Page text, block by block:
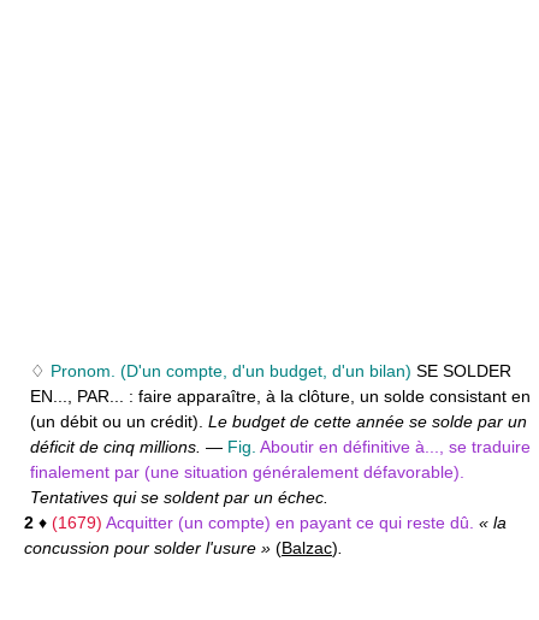
♢ Pronom. (D'un compte, d'un budget, d'un bilan) SE SOLDER
EN..., PAR... : faire apparaître, à la clôture, un solde consistant en
(un débit ou un crédit). Le budget de cette année se solde par un
déficit de cinq millions. — Fig. Aboutir en définitive à..., se traduire
finalement par (une situation généralement défavorable).
Tentatives qui se soldent par un échec.
2 ♦ (1679) Acquitter (un compte) en payant ce qui reste dû. « la
concussion pour solder l'usure » (Balzac)